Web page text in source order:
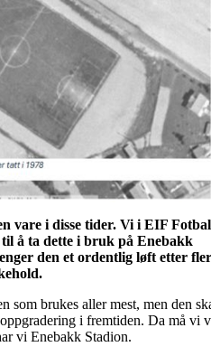
vare i disse tider. Vi i EIF
å ta dette i bruk på Enebakk
den et ordentlig løft etter
som brukes aller mest, men den
i fremtiden. Da må vi
vi Enebakk Stadion.